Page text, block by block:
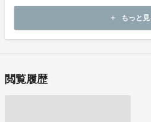
キャンセルはできません。
決済完了後の返金は一切できません。
add もっと見
閲覧履歴